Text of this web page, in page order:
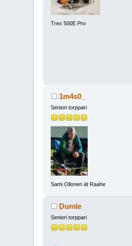
Trex 500E Pro
1m4s0_
Seniori torppari
Sami Ollonen ät Raahe
Dumle
Seniori torppari